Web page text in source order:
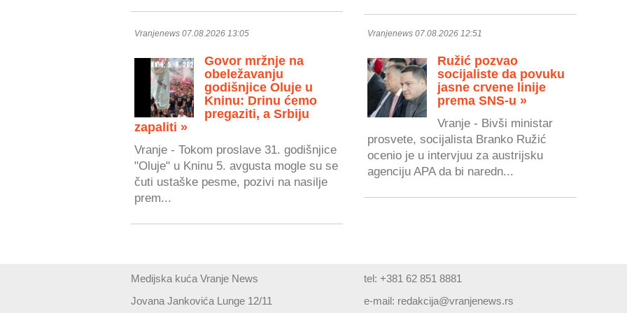
Vranjenews 07.08.2026 13:05
Govor mržnje na
obeležavanju
godišnjice Oluje u
Kninu: Drinu ćemo
pregaziti, a Srbiju
zapaliti »
Vranje - Tokom proslave 31. godišnjice
"Oluje" u Kninu 5. avgusta mogle su se
čuti ustaške pesme, pozivi na nasilje
prem...
Vranjenews 07.08.2026 12:51
Ružić pozvao
socijaliste da povuku
jasne crvene linije
prema SNS-u »
Vranje - Bivši ministar
prosvete, socijalista Branko Ružić
ocenio je u intervjuu za austrijsku
agenciju APA da bi naredn...
Medijska kuća Vranje News
Jovana Jankovića Lunge 12/11
tel: +381 62 851 8881
e-mail: redakcija@vranjenews.rs